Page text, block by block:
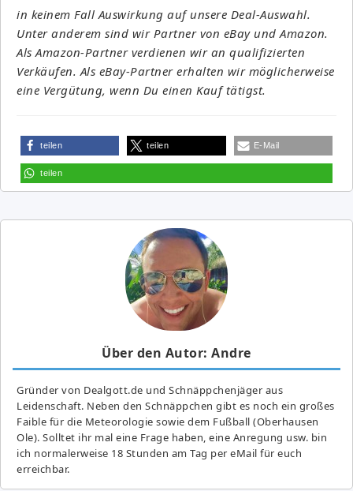
in keinem Fall Auswirkung auf unsere Deal-Auswahl.
Unter anderem sind wir Partner von eBay und Amazon.
Als Amazon-Partner verdienen wir an qualifizierten
Verkäufen. Als eBay-Partner erhalten wir möglicherweise
eine Vergütung, wenn Du einen Kauf tätigst.
teilen teilen E-Mail
teilen
Über den Autor: Andre
Gründer von Dealgott.de und Schnäppchenjäger aus
Leidenschaft. Neben den Schnäppchen gibt es noch ein großes
Fai­ble für die Meteorologie sowie dem Fußball (Oberhausen
Ole). Solltet ihr mal eine Frage haben, eine Anregung usw. bin
ich normalerweise 18 Stunden am Tag per eMail für euch
erreichbar.